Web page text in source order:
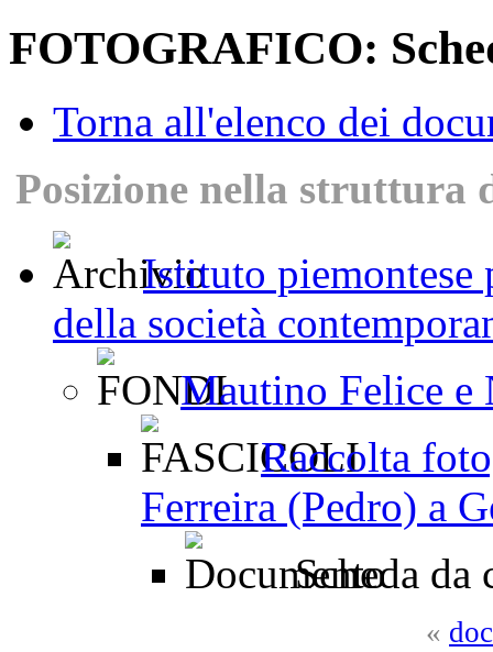
FOTOGRAFICO:
Torna all'elenco dei
Posizione nella struttura
Istituto piemontese
della società
Mautino Felice e
Raccolta
Ferreira (Pedro) a
Scheda da
«